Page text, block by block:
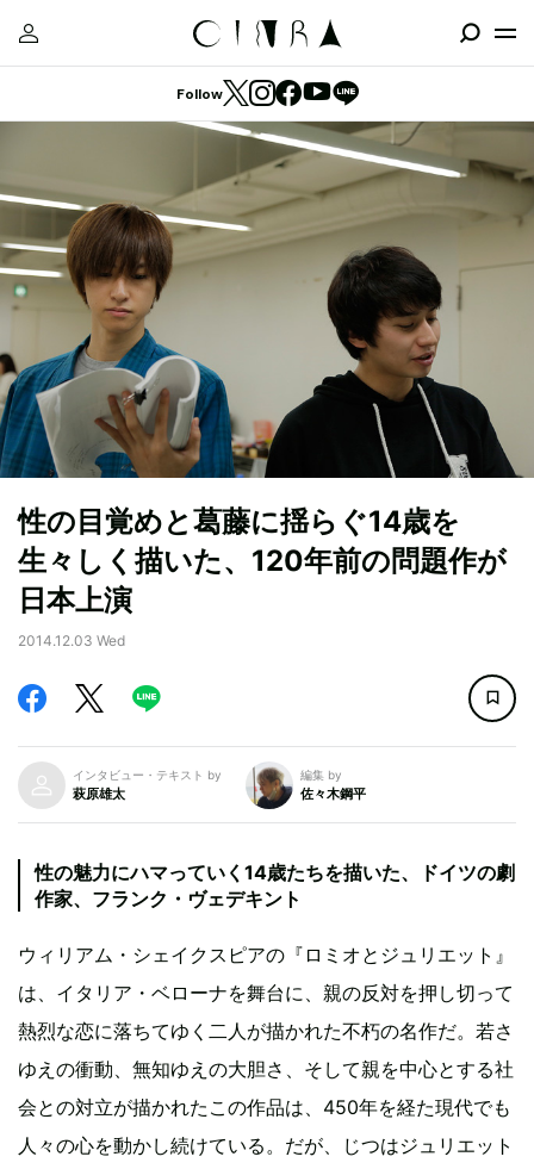
Follow
性の目覚めと葛藤に揺らぐ14歳を
生々しく描いた、120年前の問題作が
日本上演
2014.12.03 Wed
インタビュー・テキスト by
萩原雄太
編集 by
佐々木鋼平
性の魅力にハマっていく14歳たちを描いた、ドイツの劇
作家、フランク・ヴェデキント
ウィリアム・シェイクスピアの『ロミオとジュリエット』
は、イタリア・ベローナを舞台に、親の反対を押し切って
熱烈な恋に落ちてゆく二人が描かれた不朽の名作だ。若さ
ゆえの衝動、無知ゆえの大胆さ、そして親を中心とする社
会との対立が描かれたこの作品は、450年を経た現代でも
人々の心を動かし続けている。だが、じつはジュリエット